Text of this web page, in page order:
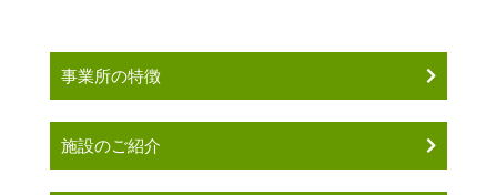
事業所の特徴
施設のご紹介